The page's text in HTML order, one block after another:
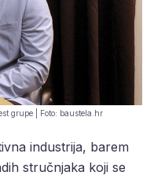
grupe | Foto: baustela.hr
industrija, barem
stručnjaka koji se